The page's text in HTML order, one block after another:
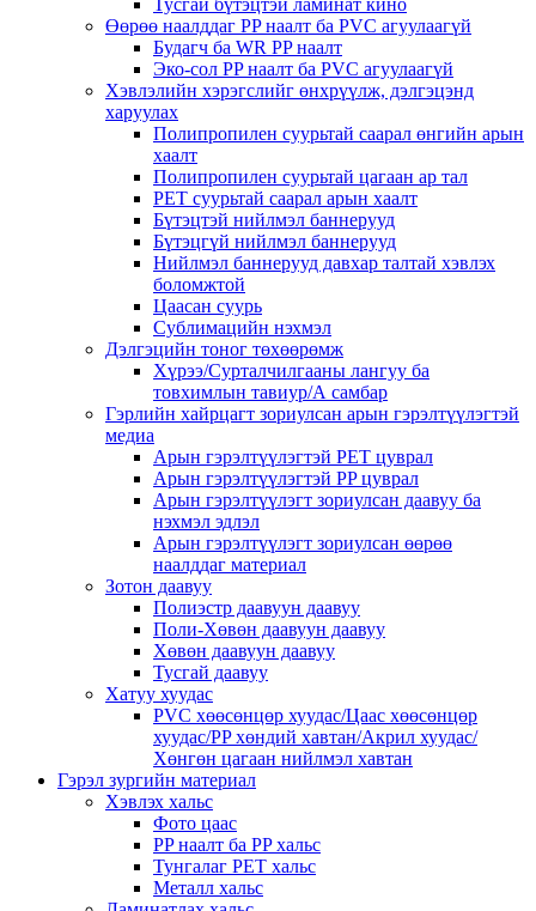
Өөрөө наалддаг PP наалт ба PVC агуулаагүй
Будагч ба WR PP наалт
Эко-сол PP наалт ба PVC агуулаагүй
Хэвлэлийн хэрэгслийг өнхрүүлж, дэлгэцэнд
харуулах
Полипропилен суурьтай саарал өнгийн арын
хаалт
Полипропилен суурьтай цагаан ар тал
PET суурьтай саарал арын хаалт
Бүтэцтэй нийлмэл баннерууд
Бүтэцгүй нийлмэл баннерууд
Нийлмэл баннерууд давхар талтай хэвлэх
боломжтой
Цаасан суурь
Сублимацийн нэхмэл
Дэлгэцийн тоног төхөөрөмж
Хүрээ/Сурталчилгааны лангуу ба
товхимлын тавиур/А самбар
Гэрлийн хайрцагт зориулсан арын гэрэлтүүлэгтэй
медиа
Арын гэрэлтүүлэгтэй PET цуврал
Арын гэрэлтүүлэгтэй PP цуврал
Арын гэрэлтүүлэгт зориулсан даавуу ба
нэхмэл эдлэл
Арын гэрэлтүүлэгт зориулсан өөрөө
наалддаг материал
Зотон даавуу
Полиэстр даавуун даавуу
Поли-Хөвөн даавуун даавуу
Хөвөн даавуун даавуу
Тусгай даавуу
Хатуу хуудас
PVC хөөсөнцөр хуудас/Цаас хөөсөнцөр
хуудас/PP хөндий хавтан/Акрил хуудас/
Хөнгөн цагаан нийлмэл хавтан
Гэрэл зургийн материал
Хэвлэх хальс
Фото цаас
PP наалт ба PP хальс
Тунгалаг PET хальс
Металл хальс